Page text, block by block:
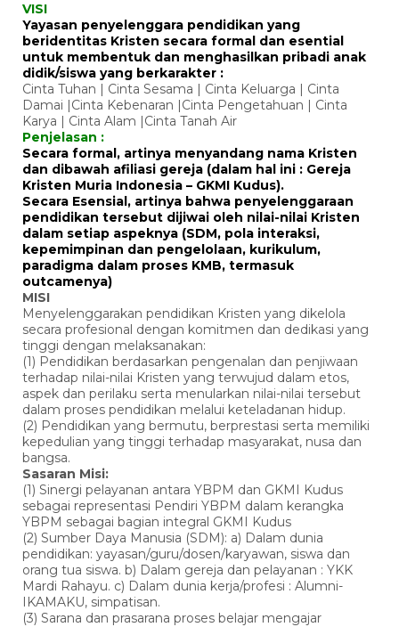
VISI
Yayasan penyelenggara pendidikan yang
beridentitas Kristen secara formal dan esential
untuk membentuk dan menghasilkan pribadi anak
didik/siswa yang berkarakter :
Cinta Tuhan | Cinta Sesama | Cinta Keluarga | Cinta
Damai |Cinta Kebenaran |Cinta Pengetahuan | Cinta
Karya | Cinta Alam |Cinta Tanah Air
Penjelasan :
Secara formal, artinya menyandang nama Kristen
dan dibawah afiliasi gereja (dalam hal ini : Gereja
Kristen Muria Indonesia – GKMI Kudus).
Secara Esensial, artinya bahwa penyelenggaraan
pendidikan tersebut dijiwai oleh nilai-nilai Kristen
dalam setiap aspeknya (SDM, pola interaksi,
kepemimpinan dan pengelolaan, kurikulum,
paradigma dalam proses KMB, termasuk
outcamenya)
MISI
Menyelenggarakan pendidikan Kristen yang dikelola
secara profesional dengan komitmen dan dedikasi yang
tinggi dengan melaksanakan:
(1) Pendidikan berdasarkan pengenalan dan penjiwaan
terhadap nilai-nilai Kristen yang terwujud dalam etos,
aspek dan perilaku serta menularkan nilai-nilai tersebut
dalam proses pendidikan melalui keteladanan hidup.
(2) Pendidikan yang bermutu, berprestasi serta memiliki
kepedulian yang tinggi terhadap masyarakat, nusa dan
bangsa.
Sasaran Misi:
(1) Sinergi pelayanan antara YBPM dan GKMI Kudus
sebagai representasi Pendiri YBPM dalam kerangka
YBPM sebagai bagian integral GKMI Kudus
(2) Sumber Daya Manusia (SDM): a) Dalam dunia
pendidikan: yayasan/guru/dosen/karyawan, siswa dan
orang tua siswa. b) Dalam gereja dan pelayanan : YKK
Mardi Rahayu. c) Dalam dunia kerja/profesi : Alumni-
IKAMAKU, simpatisan.
(3) Sarana dan prasarana proses belajar mengajar